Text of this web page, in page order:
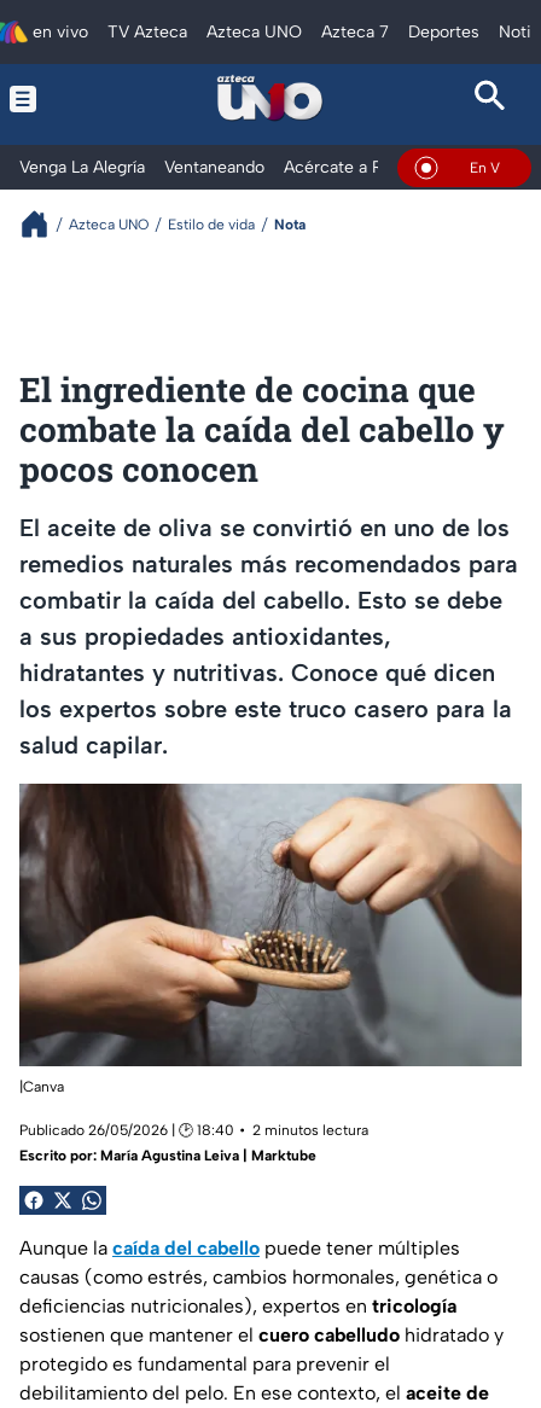
en vivo TV Azteca Azteca UNO Azteca 7 Deportes
Venga La Alegría Ventaneando Acércate a Rocío Al Extremo
En Vivo
Azteca UNO Estilo de vida Nota
El ingrediente de cocina que
combate la caída del cabello y
pocos conocen
El aceite de oliva se convirtió en uno de los
remedios naturales más recomendados para
combatir la caída del cabello. Esto se debe
a sus propiedades antioxidantes,
hidratantes y nutritivas. Conoce qué dicen
los expertos sobre este truco casero para la
salud capilar.
|Canva
Publicado 26/05/2026 | 🕑 18:40
2 minutos lectura
Escrito por: María Agustina Leiva | Marktube
Aunque la caída del cabello puede tener múltiples
causas (como estrés, cambios hormonales, genética o
deficiencias nutricionales), expertos en tricología
sostienen que mantener el cuero cabelludo hidratado y
protegido es fundamental para prevenir el
debilitamiento del pelo. En ese contexto, el aceite de